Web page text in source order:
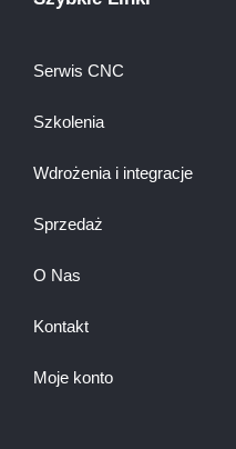
Serwis CNC
Szkolenia
Wdrożenia i integracje
Sprzedaż
O Nas
Kontakt
Moje konto